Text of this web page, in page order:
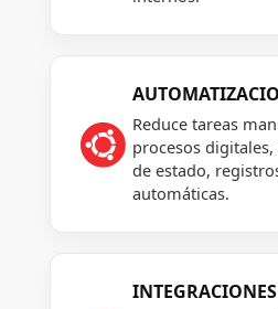
 Reduce tareas
procesos
de estado,
automáticas.
INTEGRACIONES